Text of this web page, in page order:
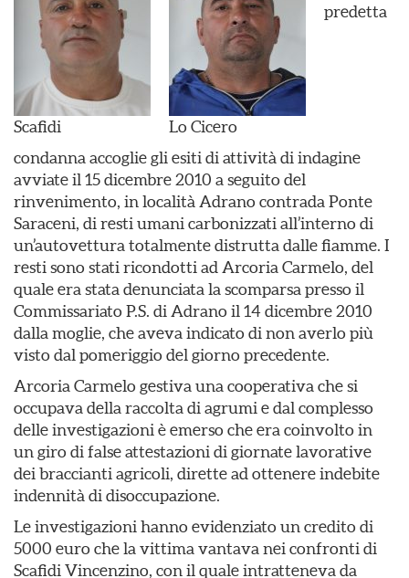
Scafidi Lo Cicero
predetta
condanna accoglie gli esiti di attività di indagine
avviate il 15 dicembre 2010 a seguito del
rinvenimento, in località Adrano contrada Ponte
Saraceni, di resti umani carbonizzati all’interno di
un’autovettura totalmente distrutta dalle fiamme. I
resti sono stati ricondotti ad Arcoria Carmelo, del
quale era stata denunciata la scomparsa presso il
Commissariato P.S. di Adrano il 14 dicembre 2010
dalla moglie, che aveva indicato di non averlo più
visto dal pomeriggio del giorno precedente.
Arcoria Carmelo gestiva una cooperativa che si
occupava della raccolta di agrumi e dal complesso
delle investigazioni è emerso che era coinvolto in
un giro di false attestazioni di giornate lavorative
dei braccianti agricoli, dirette ad ottenere indebite
indennità di disoccupazione.
Le investigazioni hanno evidenziato un credito di
5000 euro che la vittima vantava nei confronti di
Scafidi Vincenzino, con il quale intratteneva da